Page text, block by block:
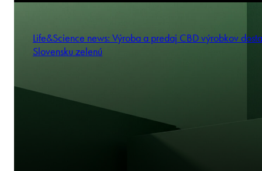
Life&Science news: Výroba a predaj CBD výrobkov
Slovensku zelenú